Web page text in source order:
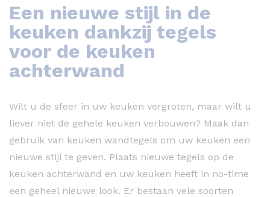
Een nieuwe stijl in de
keuken dankzij tegels
voor de keuken
achterwand
Wilt u de sfeer in uw keuken vergroten, maar wilt u
liever niet de gehele keuken verbouwen? Maak dan
gebruik van keuken wandtegels om uw keuken een
nieuwe stijl te geven. Plaats nieuwe tegels op de
keuken achterwand en uw keuken heeft in no-time
een geheel nieuwe look. Er bestaan vele soorten